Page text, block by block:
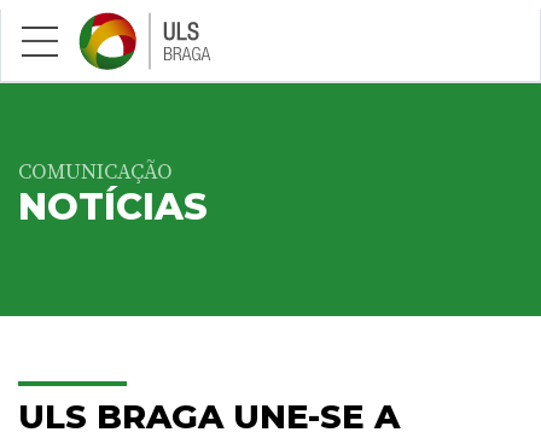
Saltar para conteúdo principal
COMUNICAÇÃO
NOTÍCIAS
ULS BRAGA UNE-SE A